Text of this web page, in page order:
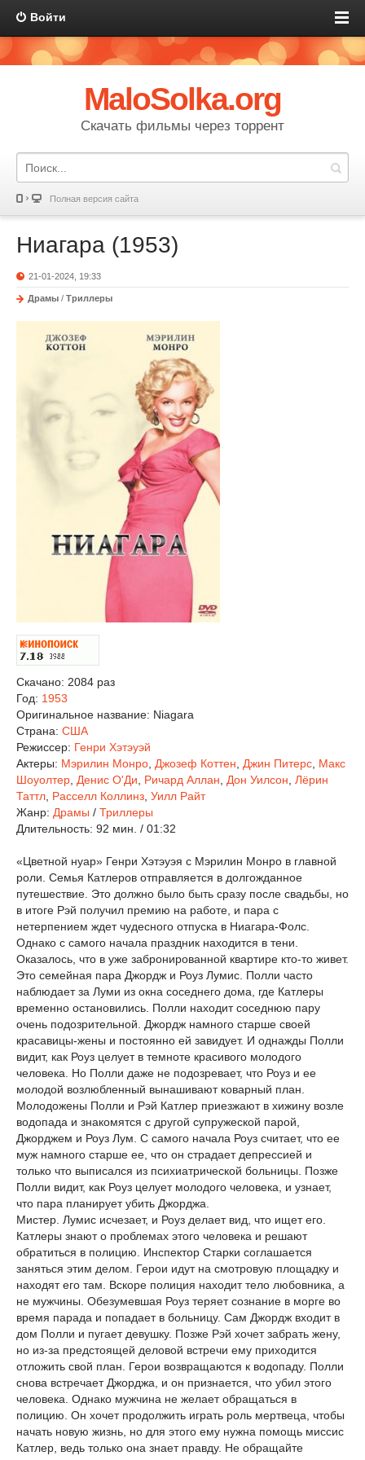
Войти
MaloSolka.org
Скачать фильмы через торрент
Полная версия сайта
Ниагара (1953)
21-01-2024, 19:33
Драмы / Триллеры
Скачано: 2084 раз
Год: 1953
Оригинальное название: Niagara
Страна: США
Режиссер: Генри Хэтэуэй
Актеры: Мэрилин Монро Джозеф Коттен Джин Питерс Макс
Шоуолтер Денис О'Ди Ричард Аллан Дон Уилсон Лёрин
Таттл Расселл Коллинз Уилл Райт
Жанр: Драмы / Триллеры
Длительность: 92 мин. / 01:32
«Цветной нуар» Генри Хэтэуэя с Мэрилин Монро в главной
роли. Семья Катлеров отправляется в долгожданное
путешествие. Это должно было быть сразу после свадьбы, но
в итоге Рэй получил премию на работе, и пара с
нетерпением ждет чудесного отпуска в Ниагара-Фолс.
Однако с самого начала праздник находится в тени.
Оказалось, что в уже забронированной квартире кто-то живет.
Это семейная пара Джордж и Роуз Лумис. Полли часто
наблюдает за Луми из окна соседнего дома, где Катлеры
временно остановились. Полли находит соседнюю пару
очень подозрительной. Джордж намного старше своей
красавицы-жены и постоянно ей завидует. И однажды Полли
видит, как Роуз целует в темноте красивого молодого
человека. Но Полли даже не подозревает, что Роуз и ее
молодой возлюбленный вынашивают коварный план.
Молодожены Полли и Рэй Катлер приезжают в хижину возле
водопада и знакомятся с другой супружеской парой,
Джорджем и Роуз Лум. С самого начала Роуз считает, что ее
муж намного старше ее, что он страдает депрессией и
только что выписался из психиатрической больницы. Позже
Полли видит, как Роуз целует молодого человека, и узнает,
что пара планирует убить Джорджа.
Мистер. Лумис исчезает, и Роуз делает вид, что ищет его.
Катлеры знают о проблемах этого человека и решают
обратиться в полицию. Инспектор Старки соглашается
заняться этим делом. Герои идут на смотровую площадку и
находят его там. Вскоре полиция находит тело любовника, а
не мужчины. Обезумевшая Роуз теряет сознание в морге во
время парада и попадает в больницу. Сам Джордж входит в
дом Полли и пугает девушку. Позже Рэй хочет забрать жену,
но из-за предстоящей деловой встречи ему приходится
отложить свой план. Герои возвращаются к водопаду. Полли
снова встречает Джорджа, и он признается, что убил этого
человека. Однако мужчина не желает обращаться в
полицию. Он хочет продолжить играть роль мертвеца, чтобы
начать новую жизнь, но для этого ему нужна помощь миссис
Катлер, ведь только она знает правду. Не обращайте